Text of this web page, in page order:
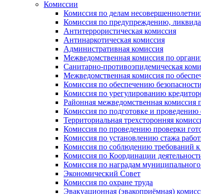
Комиссии
Комиссия по делам
Комиссия по предупреждению,
Антитеррористическая комиссия
Антинаркотическая комиссия
Административная комиссия
Межведомственная комиссия по
Санитарно-противоэпидемическая
Межведомственная комиссия по
Комиссия по обеспечению
Комиссия по урегулированию
Районная межведомственная
Комиссия по подготовке и проведению
Территориальная трехсторонняя
Комиссия по проведению проверки
Комиссия по установлению стажа
Комиссия по соблюдению требований
Комиссия по Координации
Комиссия по наградам муниципального
Экономический Совет
Комиссия по охране труда
Эвакуационная (эвакоприёмная)